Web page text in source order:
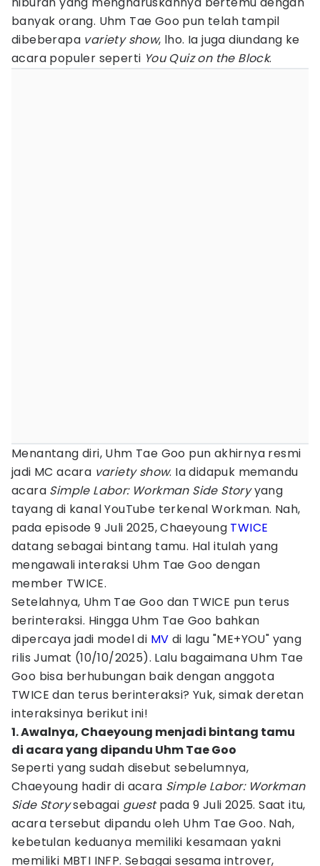
banyak orang. Uhm Tae Goo pun telah tampil
dibeberapa variety show, lho. Ia juga diundang ke
acara populer seperti You Quiz on the Block.
Menantang diri, Uhm Tae Goo pun akhirnya resmi
jadi MC acara variety show. Ia didapuk memandu
acara Simple Labor: Workman Side Storyyang
tayang di kanal YouTube terkenal Workman. Nah,
pada episode 9 Juli 2025, Chaeyoung TWICE
datang sebagai bintang tamu. Hal itulah yang
mengawali interaksi Uhm Tae Goo dengan
member TWICE.
Setelahnya, Uhm Tae Goo dan TWICE pun terus
berinteraksi. Hingga Uhm Tae Goo bahkan
dipercaya jadi model di MV di lagu "ME+YOU" yang
rilis Jumat (10/10/2025). Lalu bagaimana Uhm Tae
Goo bisa berhubungan baik dengan anggota
TWICE dan terus berinteraksi? Yuk, simak deretan
interaksinya berikut ini!
1. Awalnya, Chaeyoung menjadi bintang tamu
di acara yang dipandu Uhm Tae Goo
Seperti yang sudah disebut sebelumnya,
Chaeyoung hadir di acara Simple Labor: Workman
Side Storysebagai guestpada 9 Juli 2025. Saat itu,
acara tersebut dipandu oleh Uhm Tae Goo. Nah,
kebetulan keduanya memiliki kesamaan yakni
memiliki MBTI INFP. Sebagai sesama introver,